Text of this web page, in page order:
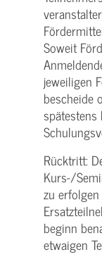
Soweit
jeweiligen
bescheide
Rücktritt:
Kurs-/­
zu
beginn
etwaigen